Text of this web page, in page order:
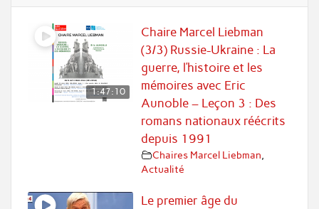
1:47:10
Chaire Marcel Liebman
(3/3) Russie-Ukraine : La
guerre, l’histoire et les
mémoires avec Eric
Aunoble – Leçon 3 : Des
romans nationaux réécrits
depuis 1991
Chaires Marcel Liebman
Actualité
Le premier âge du